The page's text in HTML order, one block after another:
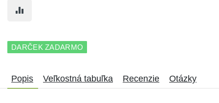
DARČEK ZADARMO
Popis Veľkostná tabuľka Recenzie Otázky